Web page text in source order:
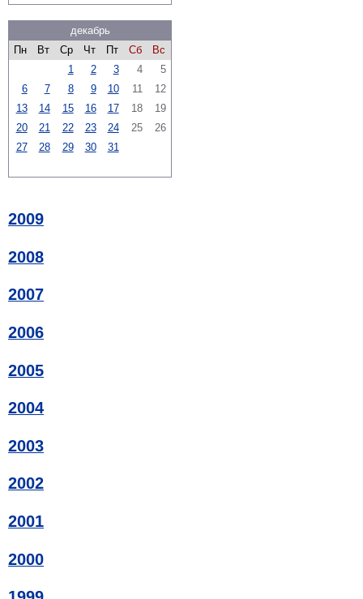
декабрь
Пн
Вт Ср Чт Пт Сб
Вс
1
2 3 4
5
6
7 8 9 10 11
12
13
14 15 16 17 18
19
20
21 22 23 24 25
26
27
28 29 30 31
2009
2008
2007
2006
2005
2004
2003
2002
2001
2000